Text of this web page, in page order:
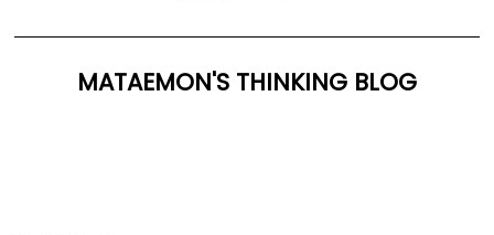
MATAEMON'S THINKING BLOG